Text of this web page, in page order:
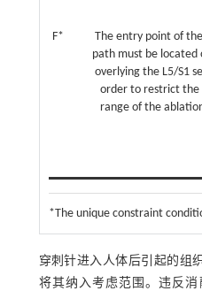
F*
The entry point of
path must be located
overlying the L5/S1
order to restrict the
range of the
*The unique constraint
穿刺针进入人体后引起的组
将其纳入考虑范围。违反